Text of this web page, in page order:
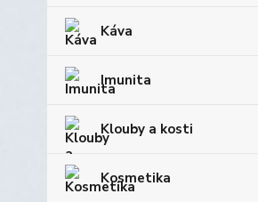
Káva
Imunita
Klouby a kosti
Kosmetika